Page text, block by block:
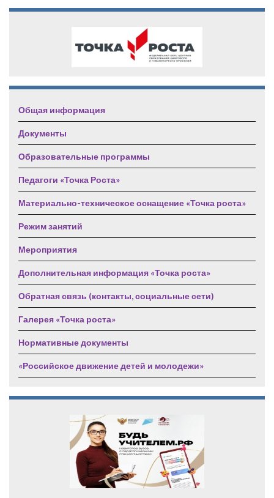
Общая информация
Документы
Образовательные программы
Педагоги «Точка Роста»
Материально-техническое оснащение «Точка роста»
Режим занятий
Мероприятия
Дополнительная информация «Точка роста»
Обратная связь (контакты, социальные сети)
Галерея «Точка роста»
Нормативные документы
«Российское движение детей и молодежи»